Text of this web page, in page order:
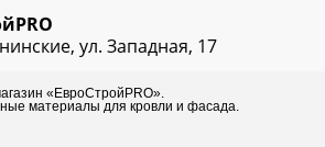
PRO
ул. Западная, 17
магазин «ЕвроСтройPRO».
материалы для кровли и фасада.